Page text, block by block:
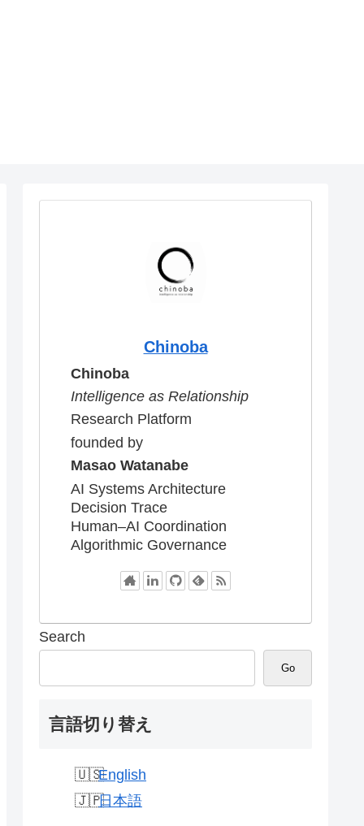
Chinoba
Chinoba
Intelligence as Relationship
Research Platform
founded by
Masao Watanabe
AI Systems Architecture
Decision Trace
Human–AI Coordination
Algorithmic Governance
Search
Go
言語切り替え
English
日本語